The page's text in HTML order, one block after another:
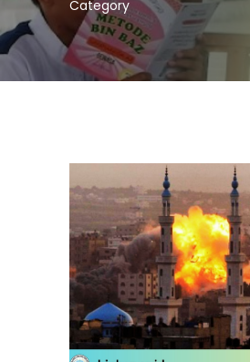
Category